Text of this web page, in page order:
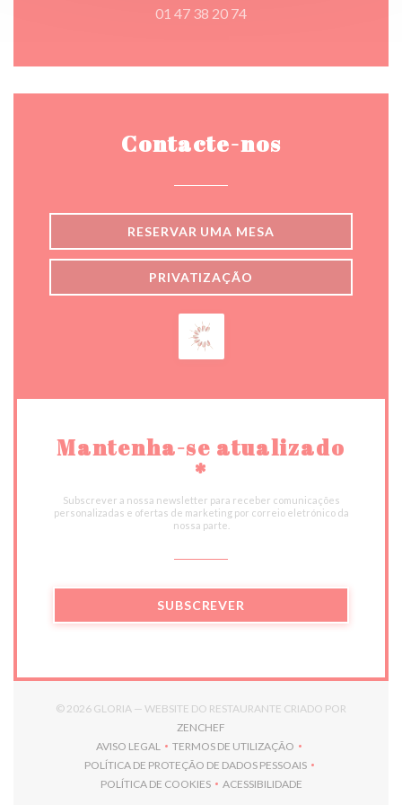
01 47 38 20 74
Contacte-nos
RESERVAR UMA MESA
PRIVATIZAÇÃO
Mantenha-se atualizado
*
Subscrever a nossa newsletter para receber comunicações
personalizadas e ofertas de marketing por correio eletrónico da
nossa parte.
SUBSCREVER
© 2026 GLORIA — WEBSITE DO RESTAURANTE CRIADO POR
ZENCHEF
AVISO LEGAL
((ABRE NUMA NOVA JANELA))
TERMOS DE UTILIZAÇÃO
((ABRE NUMA NOVA JANELA))
POLÍTICA DE PROTEÇÃO DE DADOS PESSOAIS
((ABRE NUMA NOVA JANELA))
POLÍTICA DE COOKIES
((ABRE NUMA NOVA JANELA))
ACESSIBILIDADE
((ABRE NUMA NOVA